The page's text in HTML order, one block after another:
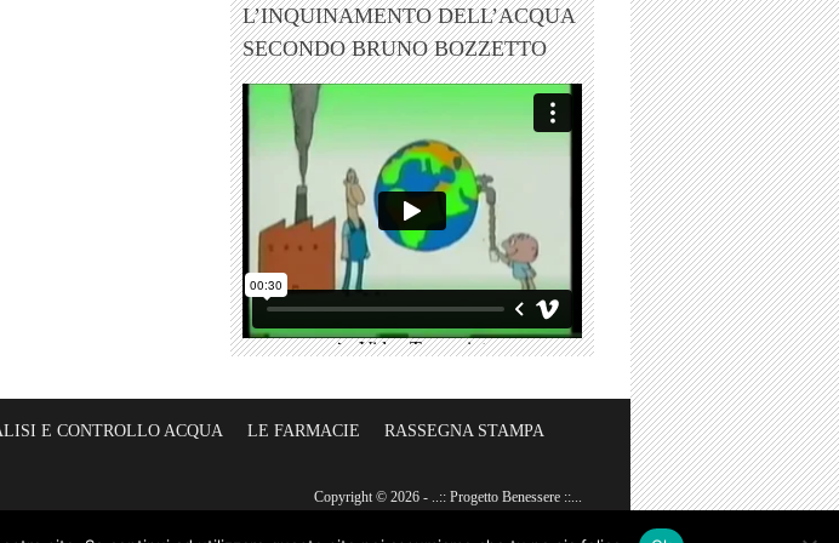
L’INQUINAMENTO DELL’ACQUA
SECONDO BRUNO BOZZETTO
E CONTROLLO ACQUA LE FARMACIE
RASSEGNA STAMPA
Copyright © 2026 - ..:: Progetto Benessere ::...